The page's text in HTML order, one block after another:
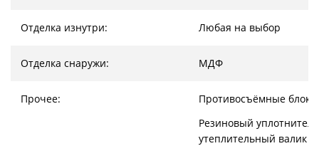
Отделка изнутри: Любая на выбор
Отделка снаружи: МДФ
Прочее:
Противосъёмные
Резиновый
утеплительный валик